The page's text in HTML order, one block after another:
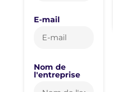
E-mail
Nom de
l'entreprise